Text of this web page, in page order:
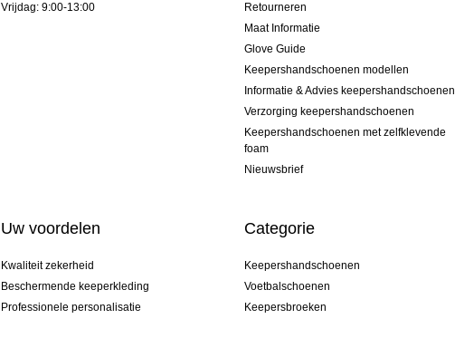
Vrijdag: 9:00-13:00
Retourneren
Maat Informatie
Glove Guide
Keepershandschoenen modellen
Informatie & Advies keepershandschoenen
Verzorging keepershandschoenen
Keepershandschoenen met zelfklevende
foam
Nieuwsbrief
Uw voordelen
Kwaliteit zekerheid
Beschermende keeperkleding
Professionele personalisatie
Categorie
Keepershandschoenen
Voetbalschoenen
Keepersbroeken